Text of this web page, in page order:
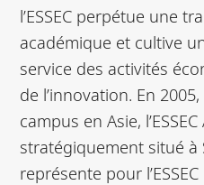
l’ESSEC perpétue une
académique et cultive
service des activités
de l’innovation. En 2005,
campus en Asie,
stratégiquement situé à
représente pour